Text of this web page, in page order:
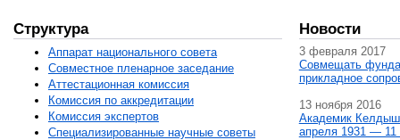
Структура
Аппарат национального совета
Совместное пленарное заседание
Аттестационная комисcия
Комиссия по аккредитации
Комиссия экспертов
Специализированные научные советы
Новости
3 февраля 2017
Совмещать
прикладное
13 ноября 2016
Академик
апреля 1931 — 11